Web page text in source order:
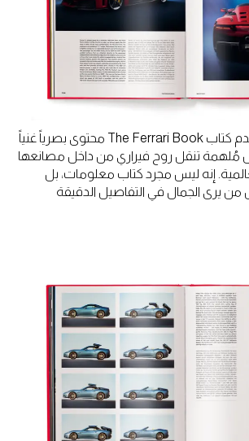
في 304 صفحات، يقدم كتاب The Ferrari Book محتوى بصرياً غنياً
تنقل روح فيراري من داخل مصانعها
إنه ليس مجرد كتاب معلومات، بل
من يرى الجمال في التفاصيل الدقيقة